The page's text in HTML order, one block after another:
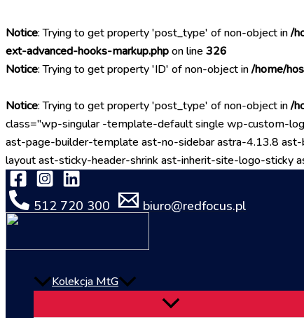
Notice: Trying to get property 'post_type' of non-object in/
ext-advanced-hooks-markup.phpon line 326
Notice: Trying to get property 'ID' of non-object in/home/
Notice: Trying to get property 'post_type' of non-object in/
class="wp-singular -template-default single wp-custom-
ast-page-builder-template ast-no-sidebar astra-4.13.8
layout ast-sticky-header-shrink ast-inherit-site-logo-
512 720 300 biuro@redfocus.pl
Kolekcja MtG